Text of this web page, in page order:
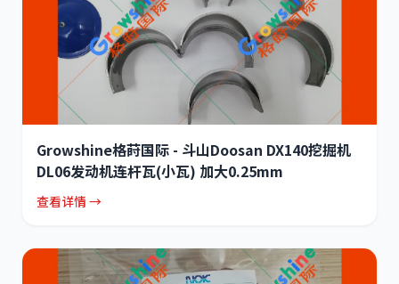
Growshine格莳国际 - 斗山Doosan DX140挖掘机
DL06发动机连杆瓦(小瓦) 加大0.25mm
查看详情 →